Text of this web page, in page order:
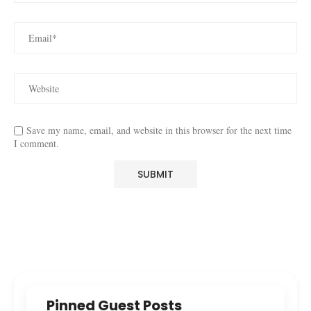
Save my name, email, and website in this browser for the next time
I comment.
Pinned Guest Posts